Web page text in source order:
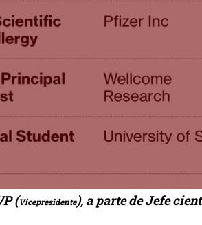
(Vicepresidente), a parte de Jefe